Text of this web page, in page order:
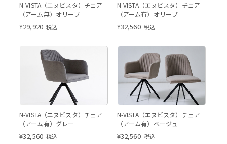
N-VISTA（エヌビスタ）チェア
（アーム無）オリーブ
¥29,920 税込
N-VISTA（エヌビスタ）チェア
（アーム有）オリーブ
¥32,560 税込
N-VISTA（エヌビスタ）チェア
（アーム有）グレー
¥32,560 税込
※ご覧いただいている商品ペー
ジはアーム有仕様となります。
N-VISTA（エヌビスタ）チェア
（アーム有）ベージュ
¥32,560 税込